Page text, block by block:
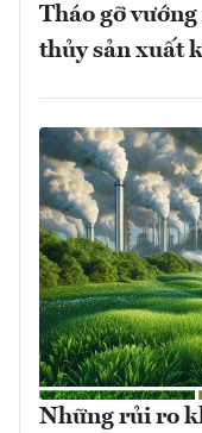
Tháo gỡ
thủy sản xuất
Những rủi ro